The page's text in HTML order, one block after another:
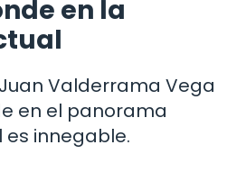
en la
Valderrama Vega
en el panorama
innegable.